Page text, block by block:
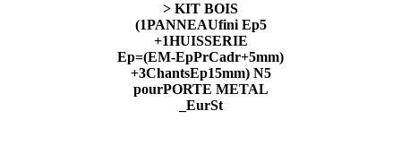
> KIT BOIS
(1PANNEAUfini Ep5
+1HUISSERIE
Ep=(EM-EpPrCadr+5mm)
+3ChantsEp15mm) N5
pourPORTE METAL
_EurSt